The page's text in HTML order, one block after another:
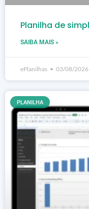
Planilha de
SAIBA MAIS »
ePlanilhas 03/08/2026
PLANILHA